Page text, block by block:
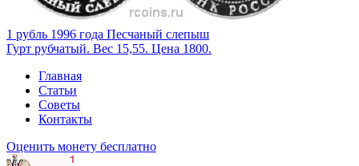
1 рубль 1996 года Песчаный слепыш
Гурт рубчатый. Вес 15,55. Цена 1800.
Главная
Статьи
Советы
Контакты
Оценить монету бесплатно